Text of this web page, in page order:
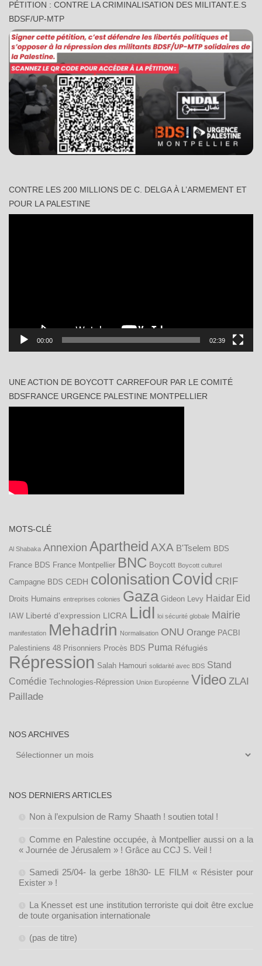
PÉTITION : CONTRE LA CRIMINALISATION DES MILITANT.E.S
BDSF/UP-MTP
CONTRE LES 200 MILLIONS DE C. DELGA À L’ARMEMENT ET
POUR LA PALESTINE
00:00 02:39
UNE ACTION DE BOYCOTT CARREFOUR PAR LE COMITÉ
BDSFRANCE URGENCE PALESTINE MONTPELLIER
MOTS-CLÉ
Al Shabaka Annexion Apartheid AXA B'Tselem BDS
France BDS France Montpellier BNC Boycott Boycott culturel
Campagne BDS CEDH colonisation Covid CRIF
Droits Humains entreprises colonies Gaza Gideon Levy Haidar Eid
IAW Liberté d'expression LICRA Lidl loi sécurité globale Mairie
manifestation Mehadrin Normalisation ONU Orange PACBI
Palestiniens 48 Prisonniers Procès BDS Puma Réfugiés
Répression Salah Hamouri solidarité avec BDS Stand
Comédie
Technologies-Répression Union Européenne Video ZLAI
Paillade
NOS ARCHIVES
Nos
NOS DERNIERS ARTICLES
Non à l’expulsion de Ramy Shaath ! soutien total !
Comme en Palestine occupée, à Montpellier aussi on a la
« Journée de Jérusalem » ! Grâce au CCJ S. Veil !
Samedi 25/04- la gerbe 18h30- LE FILM « Résister pour
Exister » !
La Knesset est une institution terroriste qui doit être exclue
de toute organisation internationale
(pas de titre)